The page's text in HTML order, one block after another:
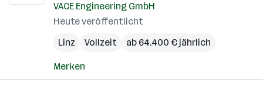
VACE Engineering GmbH
Heute veröffentlicht
Linz
Vollzeit ab 64.400 € jährlich
Merken